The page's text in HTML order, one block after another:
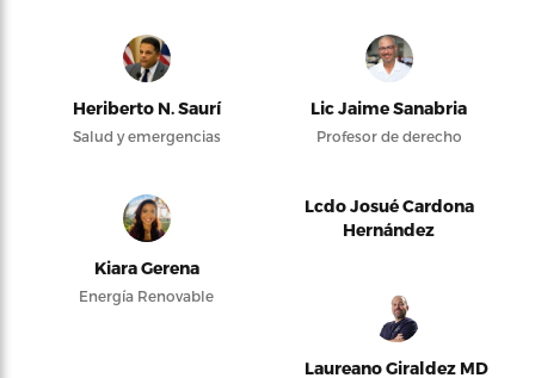
Heriberto N. Saurí
Salud y emergencias
Lic Jaime Sanabria
Profesor de derecho
Kiara Gerena
Energía Renovable
Lcdo Josué Cardona
Hernández
Laureano Giraldez MD